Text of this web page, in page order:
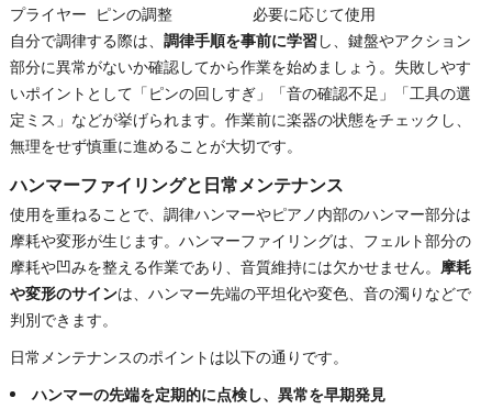
プライヤー ピンの調整
必要に応じて使用
自分で調律する際は、 調律手順を事前に学習し、鍵盤やアクション
部分に異常がないか確認してから作業を始めましょう。失敗しやす
いポイントとして「ピンの回しすぎ」「音の確認不足」「工具の選
定ミス」などが挙げられます。作業前に楽器の状態をチェックし、
無理をせず慎重に進めることが大切です。
ハンマーファイリングと日常メンテナンス
使用を重ねることで、調律ハンマーやピアノ内部のハンマー部分は
摩耗や変形が生じます。ハンマーファイリングは、フェルト部分の
摩耗や凹みを整える作業であり、音質維持には欠かせません。 摩耗
や変形のサインは、ハンマー先端の平坦化や変色、音の濁りなどで
判別できます。
日常メンテナンスのポイントは以下の通りです。
ハンマーの先端を定期的に点検し、異常を早期発見